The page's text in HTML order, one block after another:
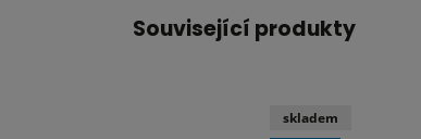
Související produkty
skladem